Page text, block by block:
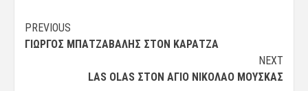
Post
navigation
PREVIOUS
ΓΙΏΡΓΟΣ ΜΠΑΤΖΆΒΑΛΗΣ ΣΤΟΝ ΚΑΡΑΤΖΆ
NEXT
LAS OLAS ΣΤΟΝ ΆΓΙΟ ΝΙΚΌΛΑΟ ΜΟΎΣΚΑΣ